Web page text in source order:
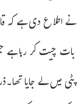
نے اطلاع دی ہے کہ
بات چیت کر رہا ہے
پٹی میں لے جایا